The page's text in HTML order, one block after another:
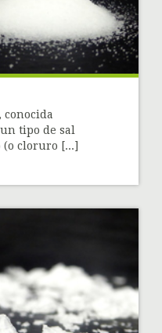
conocida
tipo de sal
cloruro [...]